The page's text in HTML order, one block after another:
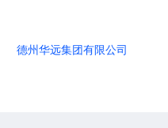
德州华远集团有限公司